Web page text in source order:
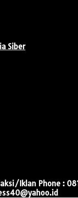
Siber
Iklan Phone :